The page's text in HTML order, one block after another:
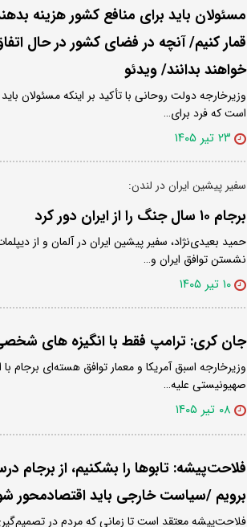
مسئولان باید برای منافع کشور هزینه
قمار کنیم/ آنچه در فضای کشور در حال
خواهند بدانند/ ویدئو
وزیرخارجه دولت روحانی با تأکید بر اینکه مسئولان
است که فرد برای…
۲۳ تیر ۱۴۰۵
سفیر پیشین ایران در لندن:
برجام ۱۰ سال جنگ را از ایران دور کرد
حمید بعیدی‌نژاد، سفیر پیشین ایران در آلمان و از
نشستن توافق ایران و…
۱۰ تیر ۱۴۰۵
جان کری: ترامپ فقط با انگیزه های شخصی
وزیرخارجه اسبق آمریکا و معمار توافق هسته‌ای برجام
صهیونیستی علیه…
۰۸ تیر ۱۴۰۵
فلاحت‌پیشه: تابوها را بشکنیم، از
برویم /سیاست خارجی باید اقتصادمحور
فلاحت‌پیشه معتقد است تا زمانی که مردم در